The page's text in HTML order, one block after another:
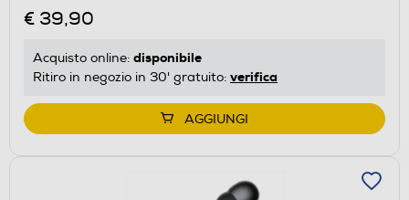
€ 39,90
Acquisto online: disponibile
Ritiro in negozio in 30' gratuito: verifica
AGGIUNGI